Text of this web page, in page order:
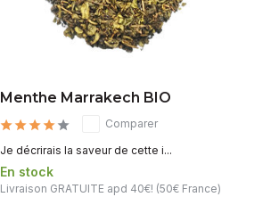
Menthe Marrakech BIO
Comparer
Je décrirais la saveur de cette i...
En stock
Livraison GRATUITE apd 40€! (50€ France)